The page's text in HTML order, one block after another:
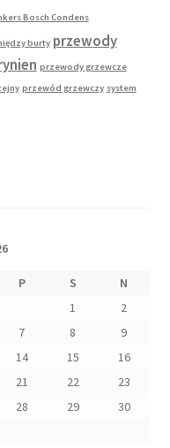
Bosch Condens
burty przewody
przewody grzewcze
przewód grzewczy system
P S
N
1
2
7 8
9
14 15
16
21 22
23
28 29
30